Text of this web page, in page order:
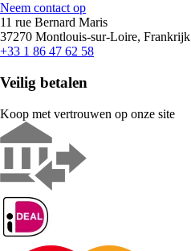
Neem contact op
11 rue Bernard Maris
37270 Montlouis-sur-Loire, Frankrijk
+33 1 86 47 62 58
Veilig betalen
Koop met vertrouwen op onze site